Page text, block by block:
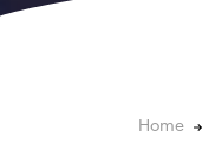
Home